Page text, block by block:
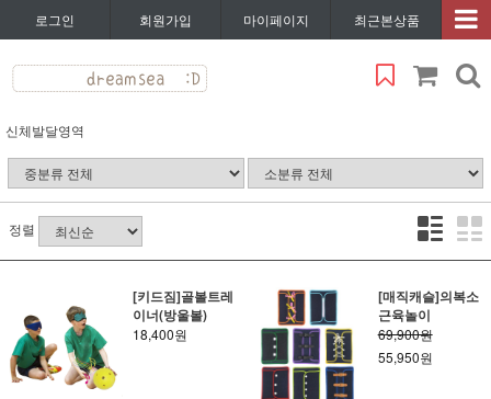
로그인 회원가입 마이페이지 최근본상품
신체발달영역
정렬
[키드짐]골볼트레
이너(방울볼)
18,400원
[매직캐슬]의복소
근육놀이
69,900원
55,950원